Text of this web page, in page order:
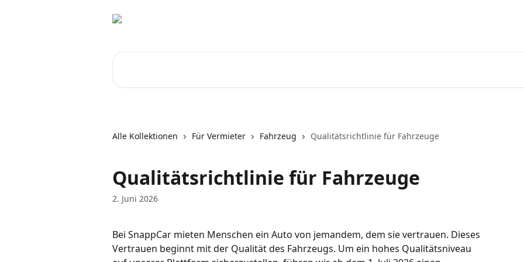
Alle Kollektionen Für Vermieter Fahrzeug Qualitätsrichtlinie für Fahrzeuge
Qualitätsrichtlinie für Fahrzeuge
2. Juni 2026
Bei SnappCar mieten Menschen ein Auto von jemandem, dem sie vertrauen. Dieses
Vertrauen beginnt mit der Qualität des Fahrzeugs. Um ein hohes Qualitätsniveau